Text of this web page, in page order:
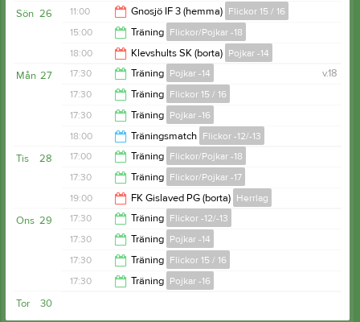
11:00
26
Sön 11:00 Gnosjö IF 3 (hemma) Flickor 15 / 16
13:00
15:00 Träning Flickor/Pojkar -18
16:00
18:00 Klevshults SK (borta) Pojkar -14
20:00
27
Mån v.18
17:30 Träning Pojkar -14
19:00
17:30 Träning Flickor 15 / 16
19:00
17:30 Träning Pojkar -16
19:00
18:00 Träningsmatch Flickor -12/-13
19:30
28
Tis 17:00 Träning Flickor/Pojkar -18
18:15
17:30 Träning Flickor/Pojkar -17
18:30
19:00 FK Gislaved PG (borta) Herrlag
21:00
29
Ons 17:30 Träning Flickor -12/-13
19:00
17:30 Träning Pojkar -14
18:30
17:30 Träning Flickor 15 / 16
17:30 Träning Pojkar -16
30
Tor